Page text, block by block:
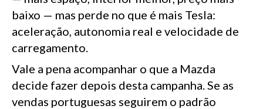
baixo — mas perde no que é mais Tesla:
aceleração, autonomia real e velocidade de
carregamento.
Vale a pena acompanhar o que a Mazda
decide fazer depois desta campanha. Se as
vendas portuguesas seguirem o padrão